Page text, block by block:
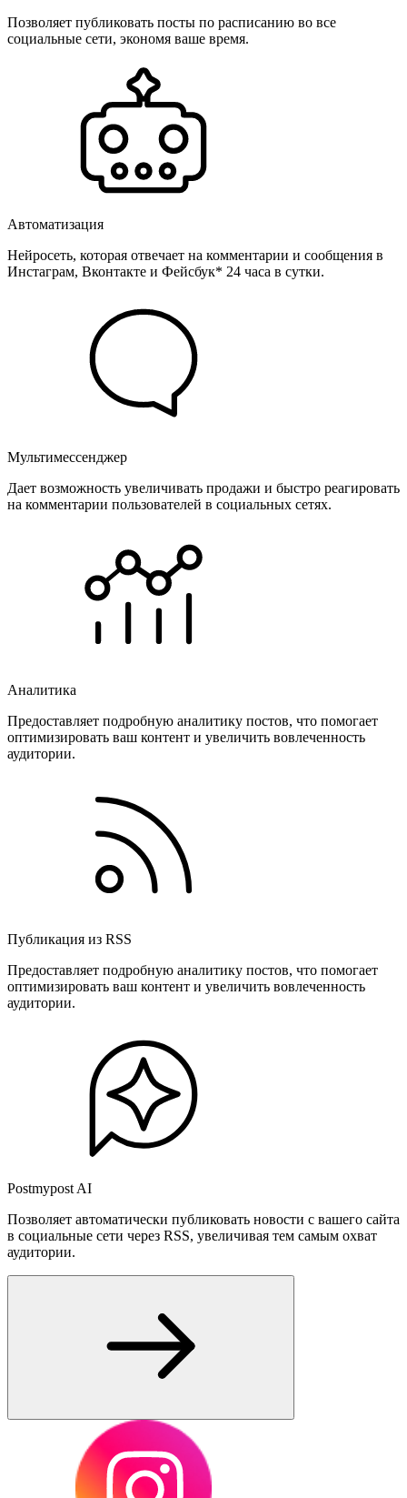
Позволяет публиковать посты по расписанию во все
социальные сети, экономя ваше время.
Автоматизация
Нейросеть, которая отвечает на комментарии и сообщения в
Инстаграм, Вконтакте и Фейсбук* 24 часа в сутки.
Мультимессенджер
Дает возможность увеличивать продажи и быстро реагировать
на комментарии пользователей в социальных сетях.
Аналитика
Предоставляет подробную аналитику постов, что помогает
оптимизировать ваш контент и увеличить вовлеченность
аудитории.
Публикация из RSS
Предоставляет подробную аналитику постов, что помогает
оптимизировать ваш контент и увеличить вовлеченность
аудитории.
Postmypost AI
Позволяет автоматически публиковать новости с вашего сайта
в социальные сети через RSS, увеличивая тем самым охват
аудитории.